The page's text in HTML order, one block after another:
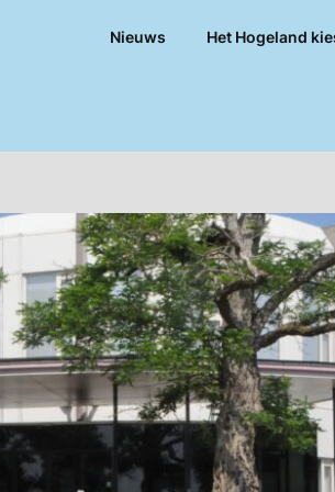
Nieuws Het Hogeland